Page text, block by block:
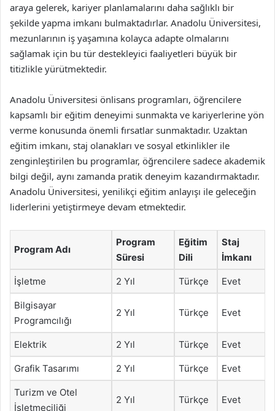
araya gelerek, kariyer planlamalarını daha sağlıklı bir
şekilde yapma imkanı bulmaktadırlar. Anadolu Üniversitesi,
mezunlarının iş yaşamına kolayca adapte olmalarını
sağlamak için bu tür destekleyici faaliyetleri büyük bir
titizlikle yürütmektedir.
Anadolu Üniversitesi önlisans programları, öğrencilere
kapsamlı bir eğitim deneyimi sunmakta ve kariyerlerine yön
verme konusunda önemli fırsatlar sunmaktadır. Uzaktan
eğitim imkanı, staj olanakları ve sosyal etkinlikler ile
zenginleştirilen bu programlar, öğrencilere sadece akademik
bilgi değil, aynı zamanda pratik deneyim kazandırmaktadır.
Anadolu Üniversitesi, yenilikçi eğitim anlayışı ile geleceğin
liderlerini yetiştirmeye devam etmektedir.
Program Adı
Program
Süresi
Eğitim
Dili
Staj
İmkanı
İşletme 2 Yıl Türkçe Evet
Bilgisayar
Programcılığı
2 Yıl Türkçe Evet
Elektrik 2 Yıl Türkçe Evet
Grafik Tasarımı 2 Yıl Türkçe Evet
Turizm ve Otel
İşletmeciliği
2 Yıl Türkçe Evet